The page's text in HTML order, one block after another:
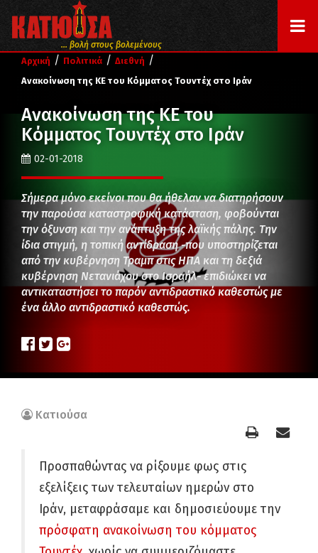
... βολή στους βολεμένους
Αρχική / Πολιτικά / Διεθνή /
Ανακοίνωση της ΚΕ του Κόμματος Τουντέχ στο Ιράν
Ανακοίνωση της ΚΕ του
Κόμματος Τουντέχ στο Ιράν
02-01-2018
Σήμερα μόνο εκείνοι που θα ήθελαν να διατηρήσουν
την παρούσα καταστροφική κατάσταση, φοβούνται
την όξυνση και την ανάπτυξη της λαϊκής πάλης. Την
ίδια στιγμή, η τοπική αντίδραση -που υποστηρίζεται
από την κυβέρνηση Τραμπ στις ΗΠΑ και τη δεξιά
κυβέρνηση Νετανιάχου στο Ισραήλ- επιδιώκει να
αντικαταστήσει το παρόν αντιδραστικό καθεστώς με
ένα άλλο αντιδραστικό καθεστώς.
Κατιούσα
Προσπαθώντας να ρίξουμε φως στις
εξελίξεις των τελευταίων ημερών στο
Ιράν, μεταφράσαμε και δημοσιεύουμε την
πρόσφατη ανακοίνωση του κόμματος